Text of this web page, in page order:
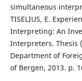
simultaneous
TISELIUS, E.
Interpreting: An
Interpreters. Thesis
Department of
of Bergen, 2013. p.